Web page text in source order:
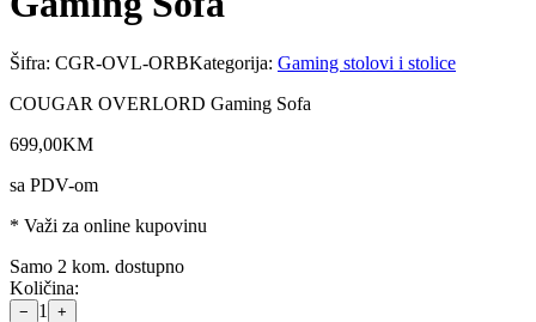
Šifra: CGR-OVL-ORBKategorija: Gaming stolovi i stolice
COUGAR OVERLORD Gaming Sofa
699,00KM
sa PDV-om
* Važi za online kupovinu
Samo 2 kom. dostupno
Količina:
− 1 +